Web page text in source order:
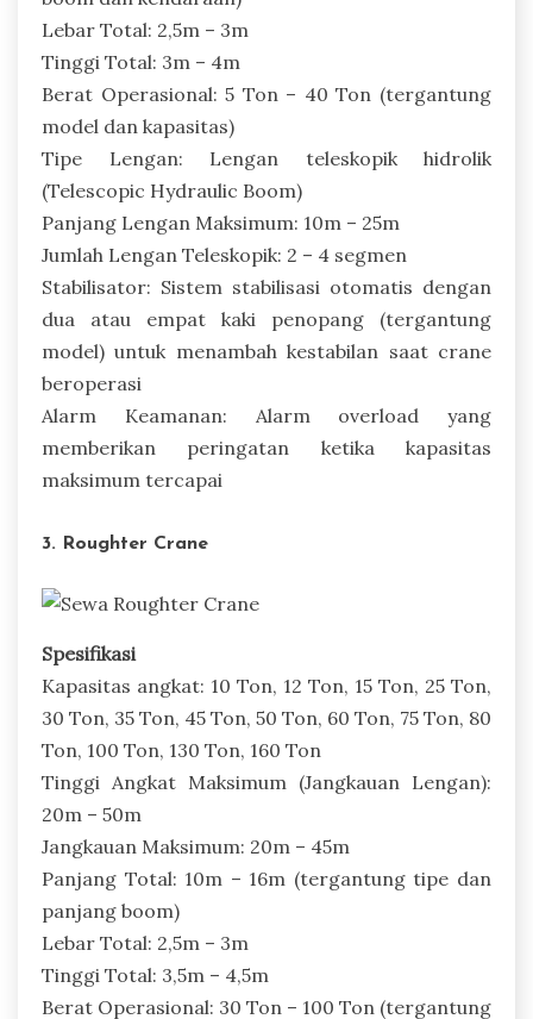
Lebar Total: 2,5m – 3m
Tinggi Total: 3m – 4m
Berat Operasional: 5 Ton – 40 Ton (tergantung
model dan kapasitas)
Tipe Lengan: Lengan teleskopik hidrolik
(Telescopic Hydraulic Boom)
Panjang Lengan Maksimum: 10m – 25m
Jumlah Lengan Teleskopik: 2 – 4 segmen
Stabilisator: Sistem stabilisasi otomatis dengan
dua atau empat kaki penopang (tergantung
model) untuk menambah kestabilan saat crane
beroperasi
Alarm Keamanan: Alarm overload yang
memberikan peringatan ketika kapasitas
maksimum tercapai
3. Roughter Crane
Spesifikasi
Kapasitas angkat: 10 Ton, 12 Ton, 15 Ton, 25 Ton,
30 Ton, 35 Ton, 45 Ton, 50 Ton, 60 Ton, 75 Ton, 80
Ton, 100 Ton, 130 Ton, 160 Ton
Tinggi Angkat Maksimum (Jangkauan Lengan):
20m – 50m
Jangkauan Maksimum: 20m – 45m
Panjang Total: 10m – 16m (tergantung tipe dan
panjang boom)
Lebar Total: 2,5m – 3m
Tinggi Total: 3,5m – 4,5m
Berat Operasional: 30 Ton – 100 Ton (tergantung